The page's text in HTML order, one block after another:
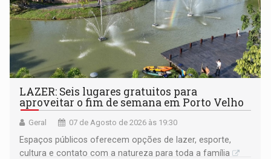
LAZER: Seis lugares gratuitos para
aproveitar o fim de semana em Porto Velho
Geral 07 de Agosto de 2026 às 19:30
Espaços públicos oferecem opções de lazer, esporte,
cultura e contato com a natureza para toda a família